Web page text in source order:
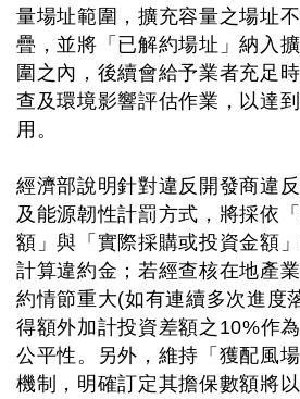
量場址範圍，擴充容量之場址
疊，並將「已解約場址」納入
圍之內，後續會給予業者充足
查及環境影響評估作業，以達
用。
經濟部說明針對違反開發商違
及能源韌性計罰方式，將採依
額」與「實際採購或投資金額
計算違約金；若經查核在地產
約情節重大(如有連續多次進度
得額外加計投資差額之10%作
公平性。另外，維持「獲配風
機制，明確訂定其擔保數額將